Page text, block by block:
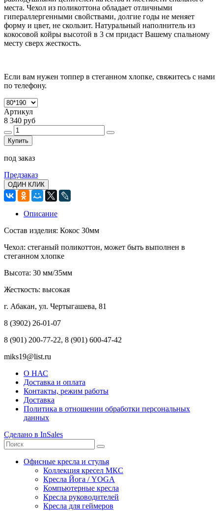
места. Чехол из поликоттона обладает отличными
гипераллергенными свойствами, долгие годы не меняет
форму и цвет, не скользит. Натуральный наполнитель из
кокосовой койры высотой в 3 см придаст Вашему спальному
месту сверх жесткость.
Если вам нужен топпер в стеганном хлопке, свяжитесь с нами
по телефону.
Артикул
8 340 руб
Купить
под заказ
Предзаказ
ОДИН КЛИК
Описание
Состав изделия: Кокос 30мм
Чехол: стеганый поликоттон, может быть выполнен в
стеганном хлопке
Высота: 30 мм/35мм
Жесткость: высокая
г. Абакан, ул. Чертыгашева, 81
8 (3902) 26-01-07
8 (901) 200-77-22, 8 (901) 600-47-42
miks19@list.ru
О НАС
Доставка и оплата
Контакты, режим работы
Доставка
Политика в отношении обработки персональных
данных
Сделано в InSales
Офисные кресла и стулья
Коллекция кресел МКС
Кресла Йога / YOGA
Компьютерные кресла
Кресла руководителей
Кресла для геймеров